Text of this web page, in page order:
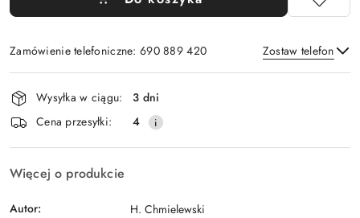
Zamówienie telefoniczne: 690 889 420 Zostaw telefon
Wyślij
Dostępność
i
dostawa
Wysyłka w ciągu:
3 dni
Cena przesyłki:
4
Więcej o produkcie
Autor: H. Chmielewski